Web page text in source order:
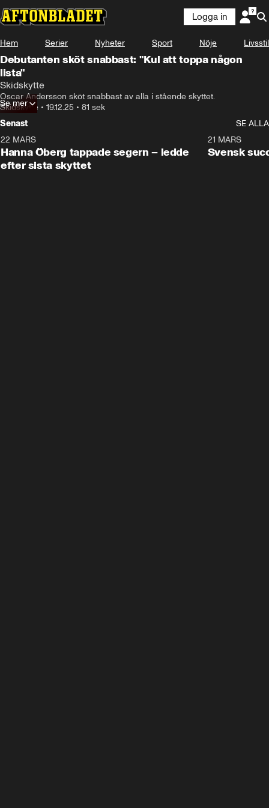
Logga in
Hem Serier Nyheter Sport Nöje Livsstil
Debutanten sköt snabbast: "Kul att toppa någon
lista"
Skidskytte
Oscar Andersson sköt snabbast av alla i stående skyttet.
Skidskytte • 19.12.25 • 81 sek
Se mer
Senast
SE ALLA
22 MARS
Hanna Öberg tappade segern – ledde
efter sista skyttet
21 MARS
Svensk